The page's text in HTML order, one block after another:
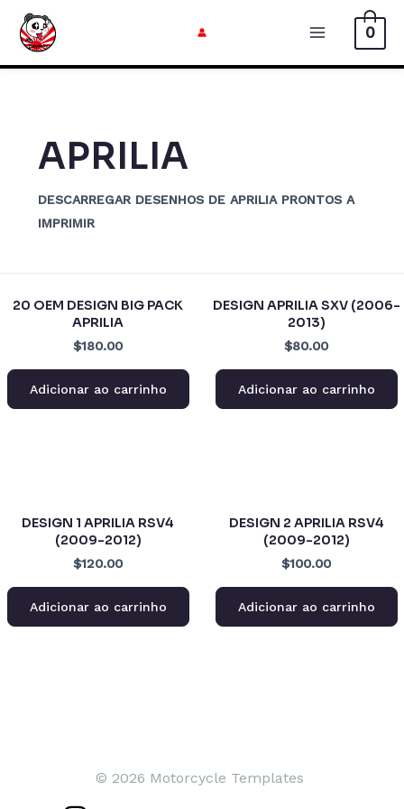
para
Menu
0
APRILIA
DESCARREGAR DESENHOS DE APRILIA PRONTOS A
IMPRIMIR
20 OEM DESIGN BIG PACK
APRILIA
$180.00
Adicionar ao carrinho
DESIGN APRILIA SXV (2006-
2013)
$80.00
Adicionar ao carrinho
DESIGN 1 APRILIA RSV4
(2009-2012)
$120.00
Adicionar ao carrinho
DESIGN 2 APRILIA RSV4
(2009-2012)
$100.00
Adicionar ao carrinho
© 2026 Motorcycle Templates